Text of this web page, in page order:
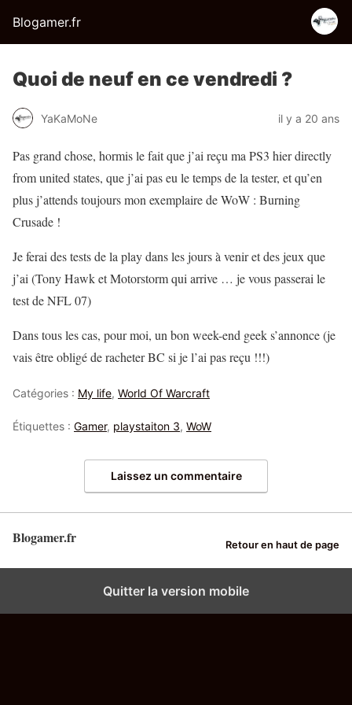
Blogamer.fr
Quoi de neuf en ce vendredi ?
YaKaMoNe il y a 20 ans
Pas grand chose, hormis le fait que j’ai reçu ma PS3 hier directly
from united states, que j’ai pas eu le temps de la tester, et qu’en
plus j’attends toujours mon exemplaire de WoW : Burning
Crusade !
Je ferai des tests de la play dans les jours à venir et des jeux que
j’ai (Tony Hawk et Motorstorm qui arrive … je vous passerai le
test de NFL 07)
Dans tous les cas, pour moi, un bon week-end geek s’annonce (je
vais être obligé de racheter BC si je l’ai pas reçu !!!)
Catégories : My life, World Of Warcraft
Étiquettes : Gamer, playstaiton 3, WoW
Laissez un commentaire
Blogamer.fr Retour en haut de page
Quitter la version mobile